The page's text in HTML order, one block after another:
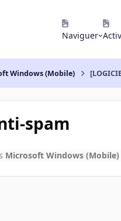
Naviguer
Windows (Mobile)
spam
Microsoft Windows (Mobile)